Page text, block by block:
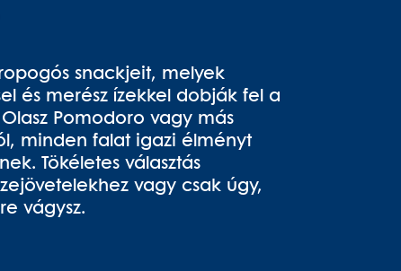
ropogós snackjeit, melyek
és merész ízekkel dobják fel a
Pomodoro vagy más
minden falat igazi élményt
Tökéletes választás
vagy csak úgy,
vágysz.